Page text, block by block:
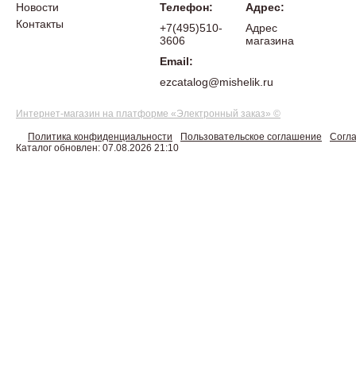
Новости
Контакты
Телефон:
+7(495)510-
3606
Email:
ezcatalog@mishelik.ru
Адрес:
Адрес
магазина
Интернет-магазин на платформе «Электронный заказ» ©
Политика конфиденциальности Пользовательское соглашение
Каталог обновлен: 07.08.2026 21:10